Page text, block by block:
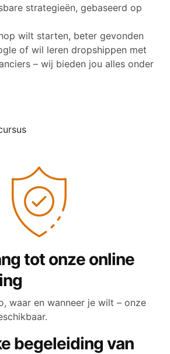
strategieën, gebaseerd op
wilt starten, beter gevonden
of wil leren dropshippen met
– wij bieden jou alles onder
tot onze online
waar en wanneer je wilt – onze
begeleiding van